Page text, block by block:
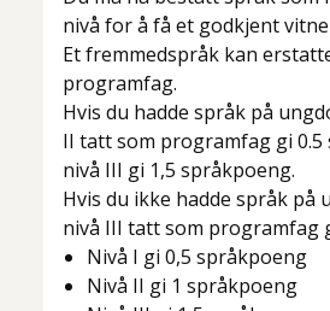
nivå for å få et godkjent
Et fremmedspråk kan
programfag.
Hvis du hadde språk på
II tatt som programfag gi
nivå III gi 1,5 språkpoeng.
Hvis du ikke hadde språk på
nivå III tatt som programfag
Nivå I gi 0,5 språkpoeng
Nivå II gi 1 språkpoeng